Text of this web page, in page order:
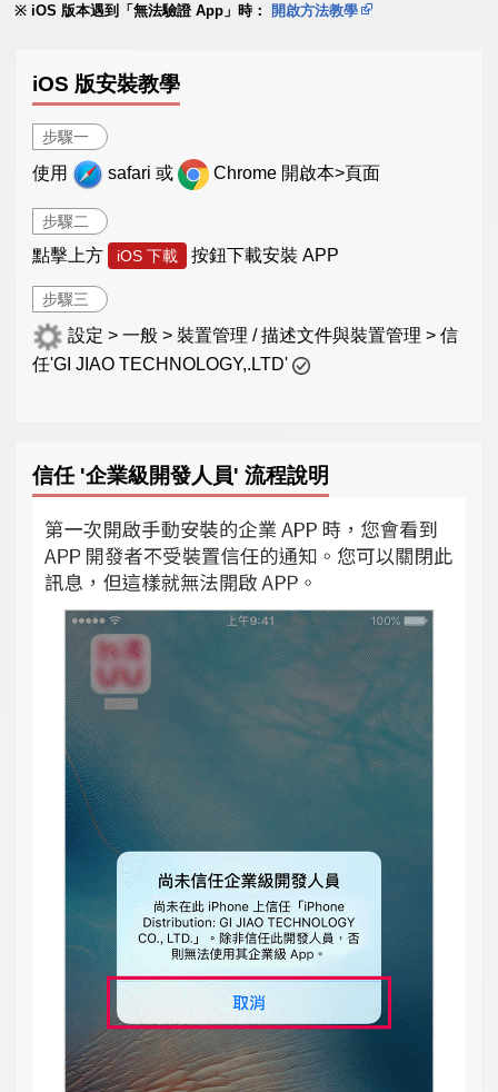
iOS 版本遇到「無法驗證 App」時：
開啟方法教學
iOS 版安裝教學
步驟一
使用 safari 或 Chrome 開啟本>頁面
步驟二
點擊上方 iOS 下載 按鈕下載安裝 APP
步驟三
設定 > 一般 > 裝置管理 / 描述文件與裝置管理 > 信
任'GI JIAO TECHNOLOGY,.LTD'
信任 '企業級開發人員' 流程說明